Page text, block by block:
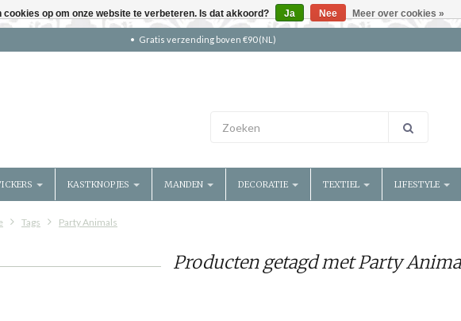
Gratis verzending boven €90 (NL)
KASTKNOPJES MANDEN DECORATIE TEXTIEL LIFESTYLE
Tags Party Animals
Producten getagd met Party
cookies op om onze website te verbeteren. Is dat akkoord? Ja Nee Meer over cookies »